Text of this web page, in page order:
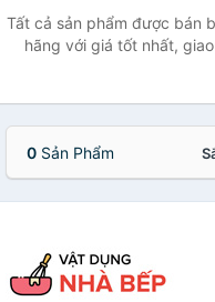
Tất cả sản phẩm được bán
hãng với giá tốt nhất,
0 Sản Phẩm